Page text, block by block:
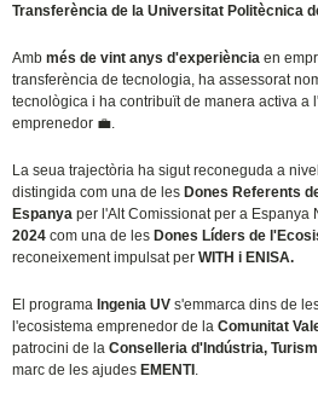
Transferència de la Universitat Politècnica
Ambmés de vint anys d'experiència en
transferència de tecnologia, ha assessorat
tecnològica i ha contribuït de manera activa a
emprenedor 💼.
La seua trajectòria ha sigut reconeguda a
distingida com una de les Dones Referents
Espanyaper l'Alt Comissionat per a
2024 com una de les Dones Líders de
reconeixement impulsat perWITH i ENISA.
El programaIngenia UV s'emmarca dins de
l'ecosistema emprenedor de laComunitat
patrocini de la Conselleria d'Indústria,
marc de les ajudesEMENTI.